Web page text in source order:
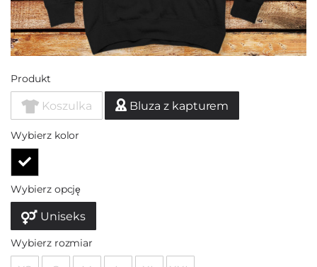
Produkt
Koszulka Bluza z kapturem
Wybierz kolor
Wybierz opcję
Uniseks
Wybierz rozmiar